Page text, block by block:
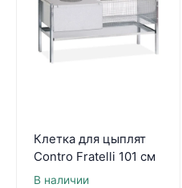
Клетка для цыплят
Contro Fratelli 101 см
В наличии